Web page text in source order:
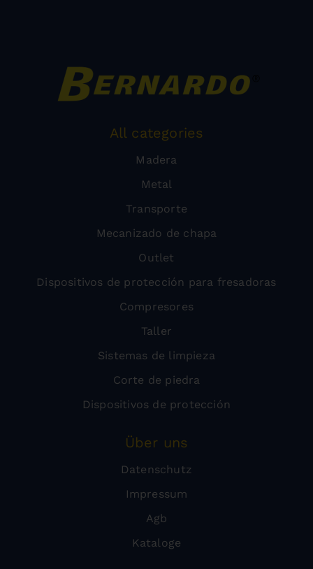
All categories
Madera
Metal
Transporte
Mecanizado de chapa
Outlet
Dispositivos de protección para fresadoras
Compresores
Taller
Sistemas de limpieza
Corte de piedra
Dispositivos de protección
Über uns
Datenschutz
Impressum
Agb
Kataloge